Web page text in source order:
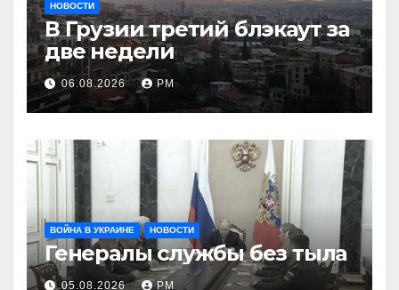
НОВОСТИ
В Грузии третий блэкаут за
две недели
06.08.2026 РМ
ВОЙНА В УКРАИНЕ НОВОСТИ
Генералы службы без тыла
05.08.2026 РМ